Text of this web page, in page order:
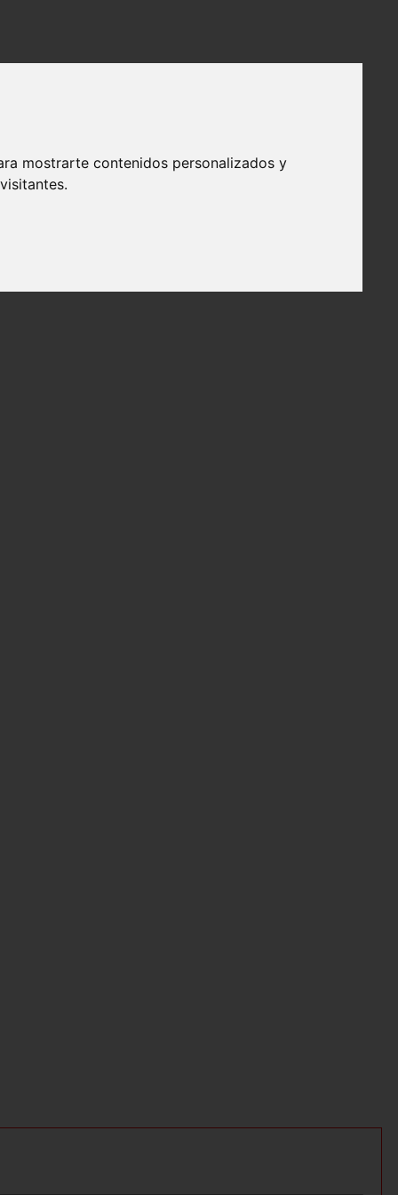
mostrarte contenidos personalizados y